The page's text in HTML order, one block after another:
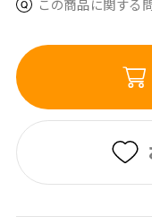
この商品に関する